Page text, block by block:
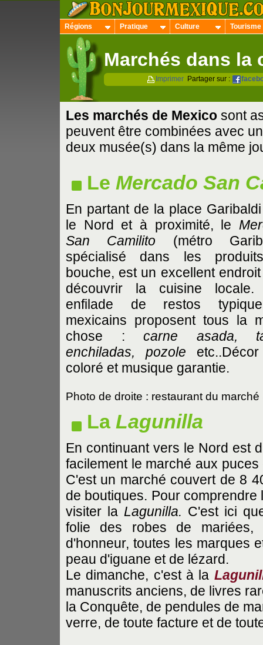
Régions Pratique Culture Tourisme
Marchés dans la
Imprimer Partager sur :
Les marchés de Mexico sont
peuvent être combinées avec
deux musée(s) dans la même
Le Mercado San
En partant de la place
le Nord et à proximité, le
San Camilito (métro
spécialisé dans les
bouche, est un excellent
découvrir la cuisine locale.
enfilade de restos
mexicains proposent tous la
chose : carne asada,
enchiladas, pozole
coloré et musique garantie.
Photo de droite : restaurant du
La Lagunilla
En continuant vers le Nord est
facilement le marché aux
C'est un marché couvert de 8
de boutiques. Pour comprendre
visiter la Lagunilla. C'est ici
folie des robes de mariées,
d'honneur, toutes les marques
peau d'iguane et de lézard.
Le dimanche, c'est à la
manuscrits anciens, de livres
la Conquête, de pendules de
verre, de toute facture et de